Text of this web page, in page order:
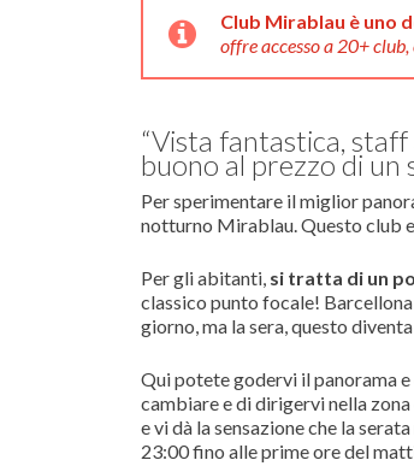
Club Mirablau è uno
offre accesso a 20+
“Vista fantastica,
buono al prezzo di un
Per sperimentare il miglior
notturno Mirablau. Questo club
Per gli abitanti, si tratta di un
classico punto focale!
giorno, ma la sera, questo
Qui potete godervi il panorama
cambiare e di dirigervi nella
e vi dà la sensazione che la
23:00 fino alle prime ore del